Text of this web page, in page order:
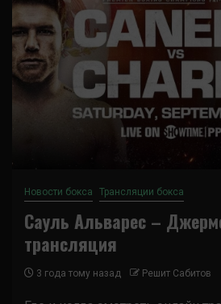
Новости бокса Трансляции бокса
Сауль Альварес –
трансляция
3 года тому назад Решит Сабитов